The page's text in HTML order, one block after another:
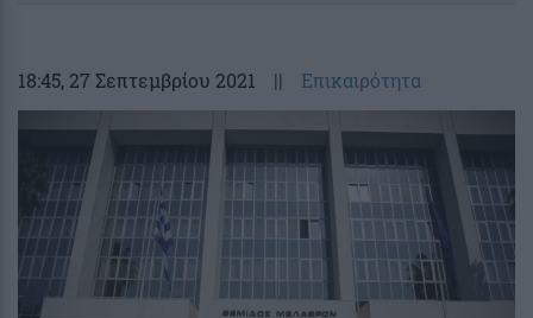
18:45, 27 Σεπτεμβρίου 2021 || Επικαιρότητα